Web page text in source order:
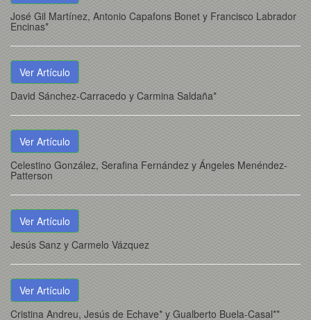
José Gil Martínez, Antonio Capafons Bonet y Francisco Labrador
Encinas*
Ver Artículo
David Sánchez-Carracedo y Carmina Saldaña*
Ver Artículo
Celestino González, Serafina Fernández y Ángeles Menéndez-
Patterson
Ver Artículo
Jesús Sanz y Carmelo Vázquez
Ver Artículo
Cristina Andreu, Jesús de Echave* y Gualberto Buela-Casal**